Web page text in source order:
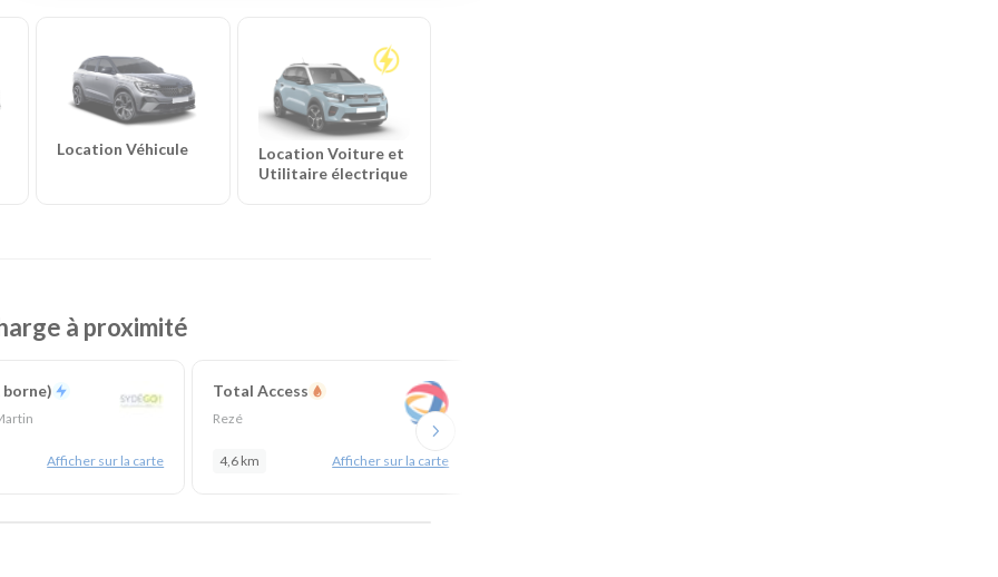
Location Véhicule
Location Voiture et
Utilitaire électrique
à proximité
borne)
Afficher sur la carte
Total Access
Rezé
4,6 km Afficher sur la carte